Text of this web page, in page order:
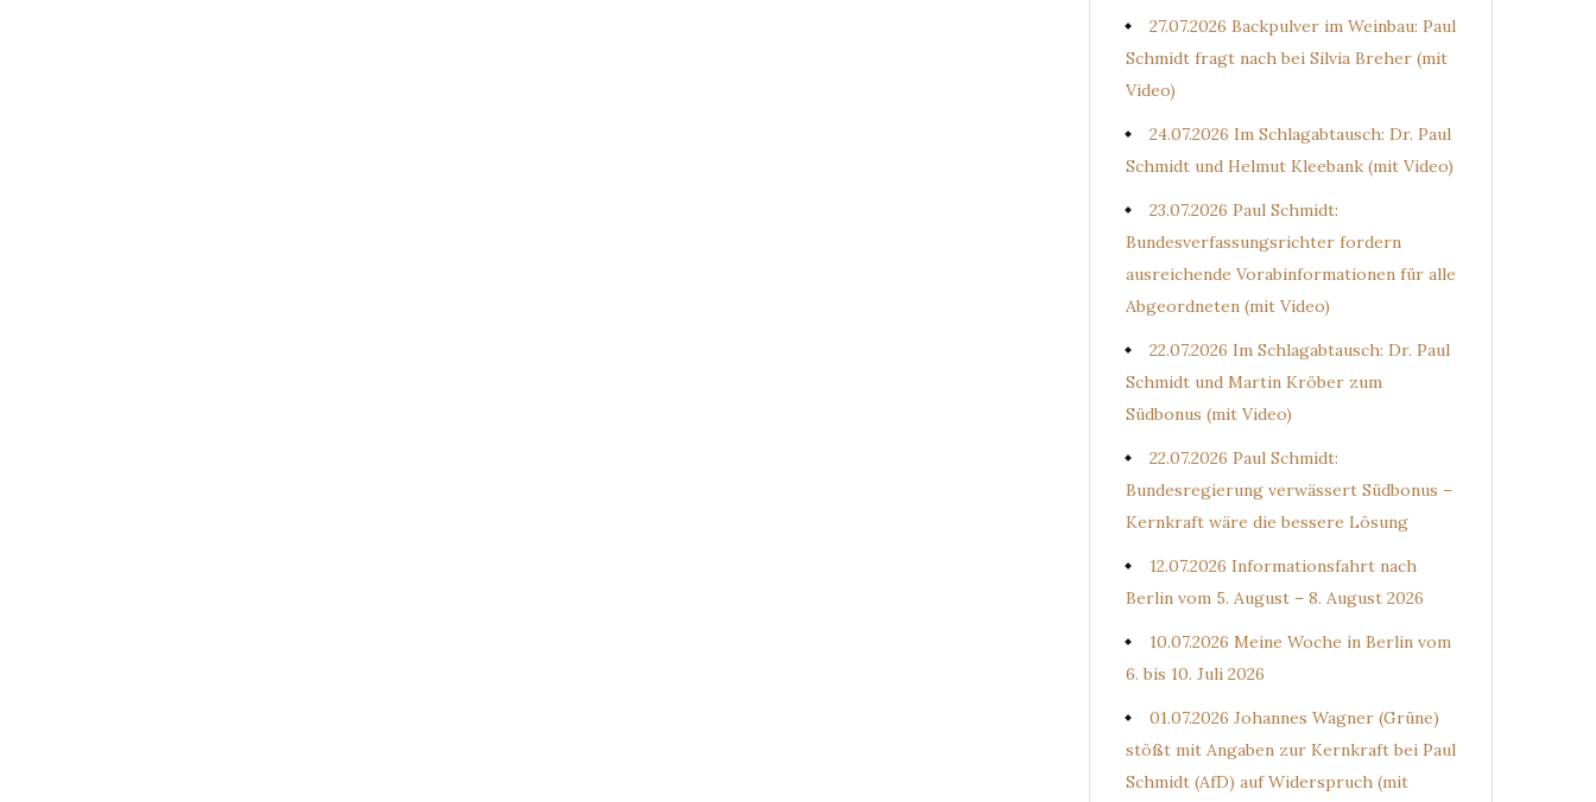
27.07.2026 Backpulver im Weinbau: Paul
Schmidt fragt nach bei Silvia Breher (mit
Video)
24.07.2026 Im Schlagabtausch: Dr. Paul
Schmidt und Helmut Kleebank (mit Video)
23.07.2026 Paul Schmidt:
Bundesverfassungsrichter fordern
ausreichende Vorabinformationen für alle
Abgeordneten (mit Video)
22.07.2026 Im Schlagabtausch: Dr. Paul
Schmidt und Martin Kröber zum
Südbonus (mit Video)
22.07.2026 Paul Schmidt:
Bundesregierung verwässert Südbonus –
Kernkraft wäre die bessere Lösung
12.07.2026 Informationsfahrt nach
Berlin vom 5. August – 8. August 2026
10.07.2026 Meine Woche in Berlin vom
6. bis 10. Juli 2026
01.07.2026 Johannes Wagner (Grüne)
stößt mit Angaben zur Kernkraft bei Paul
Schmidt (AfD) auf Widerspruch (mit